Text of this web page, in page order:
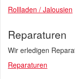
Rollladen / Jalousien
Reparaturen
Wir erledigen
Reparaturen